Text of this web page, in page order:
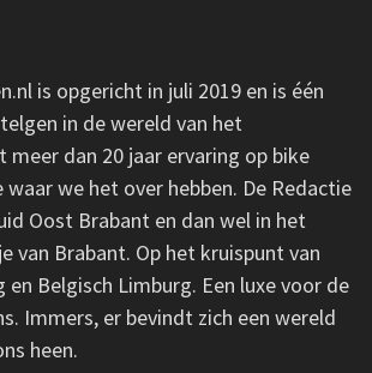
is opgericht in juli 2019 en is één
in de wereld van het
meer dan 20 jaar ervaring op bike
we het over hebben. De Redactie
Oost Brabant en dan wel in het
van Brabant. Op het kruispunt van
en Belgisch Limburg. Een luxe voor de
Immers, er bevindt zich een wereld
heen.